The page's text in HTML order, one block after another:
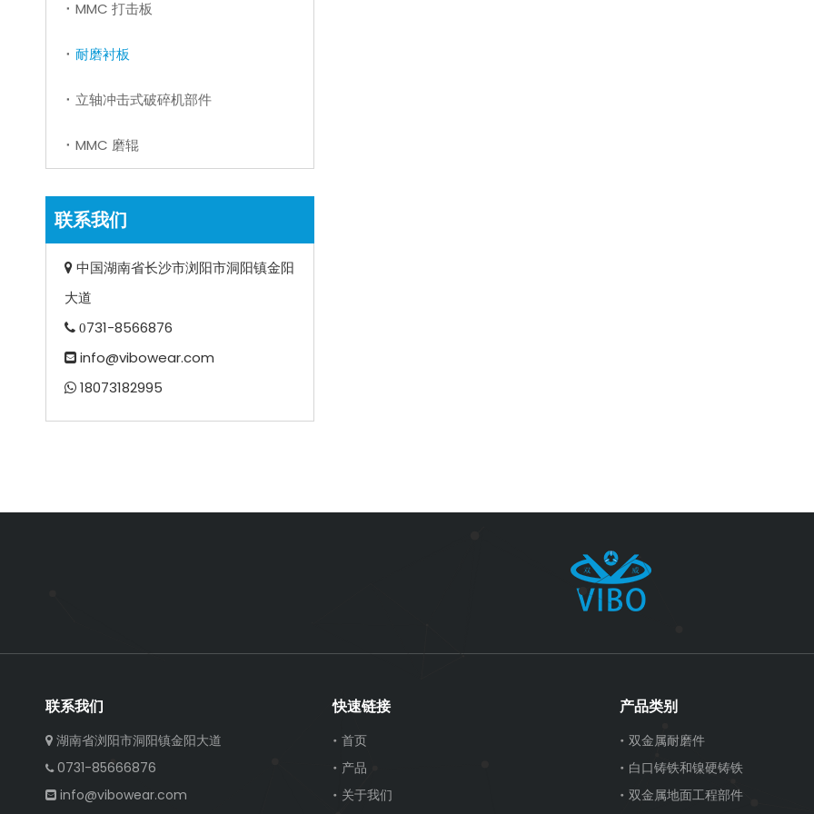
MMC 打击板
耐磨衬板
立轴冲击式破碎机部件
MMC 磨辊
联系我们
 中国湖南省长沙市浏阳市洞阳镇金阳
大道
 0731-8566876
 info@vibowear.com
 18073182995
联系我们
 湖南省浏阳市洞阳镇金阳大道
0731-85666876
 info@vibowear.com
快速链接
首页
产品
关于我们
产品类别
双金属耐磨件
白口铸铁和镍硬铸铁
双金属地面工程部件